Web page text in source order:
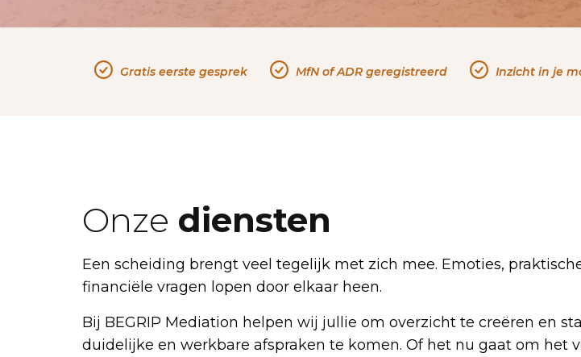
Gratis eerste gesprek MfN of ADR geregistreerd Inzicht in je
Onze diensten
Een scheiding brengt veel tegelijk met zich mee. Emoties,
financiële vragen lopen door elkaar heen.
Bij BEGRIP Mediation helpen wij jullie om overzicht te creëren en
duidelijke en werkbare afspraken te komen. Of het nu gaat om het